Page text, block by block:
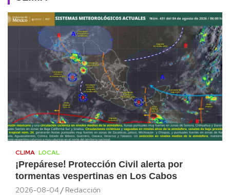
CLIMA LOCAL
¡Prepárese! Protección Civil alerta por
tormentas vespertinas en Los Cabos
2026-08-04 Redacción